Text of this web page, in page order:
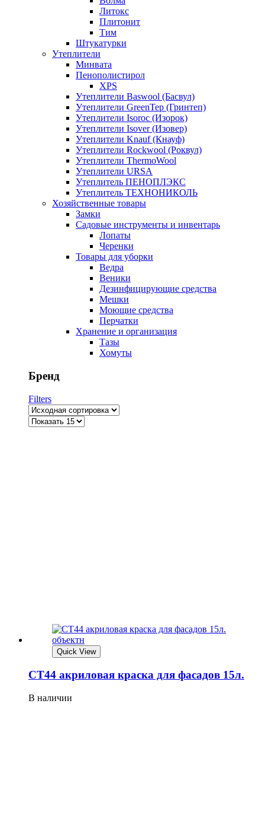
Литокс
Плитонит
Тим
Штукатурки
Утеплители
Минвата
Пенополистирол
XPS
Утеплители Baswool (Басвул)
Утеплители GreenTep (Гринтеп)
Утеплители Isoroc (Изорок)
Утеплители Isover (Изовер)
Утеплители Knauf (Кнауф)
Утеплители Rockwool (Роквул)
Утеплители ThermoWool
Утеплители URSA
Утеплитель ПЕНОПЛЭКС
Утеплитель ТЕХНОНИКОЛЬ
Хозяйственные товары
Замки
Садовые инструменты и инвентарь
Лопаты
Черенки
Товары для уборки
Ведра
Веники
Дезинфицирующие средства
Мешки
Моющие средства
Перчатки
Хранение и организация
Тазы
Хомуты
Бренд
Filters
Quick View
СТ44 акриловая краска для фасадов 15л.
В наличии